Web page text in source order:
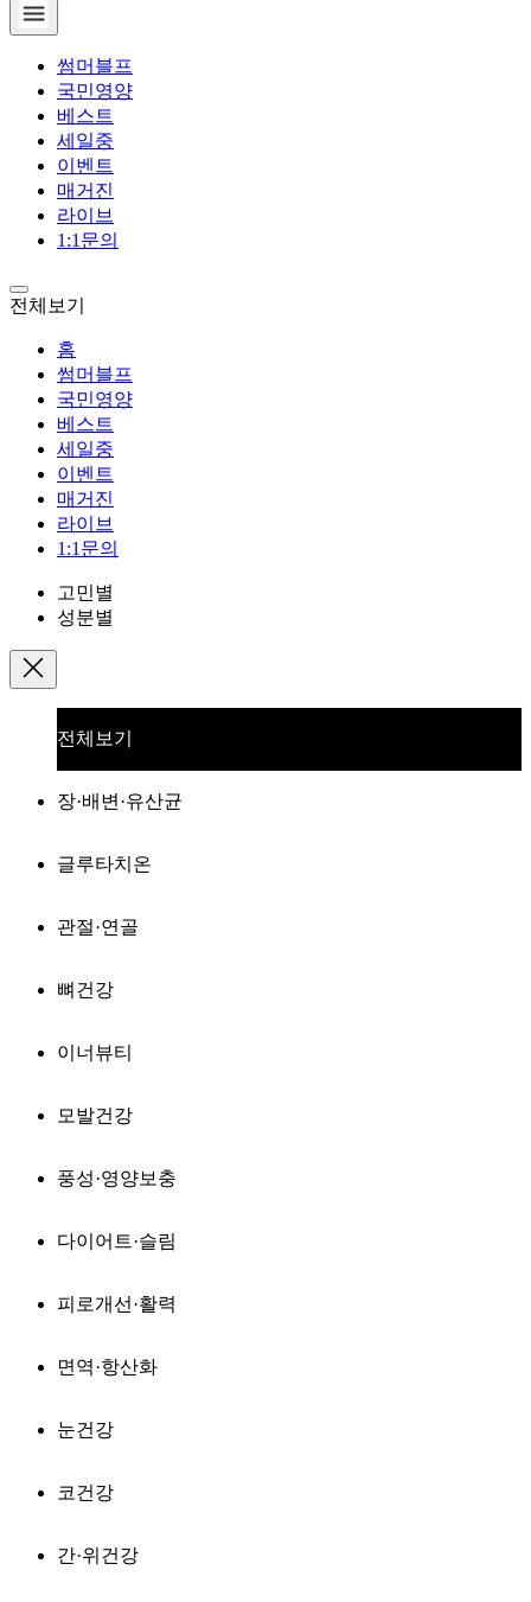
썸머블프
국민영양
베스트
세일중
이벤트
매거진
라이브
1:1문의
전체보기
홈
썸머블프
국민영양
베스트
세일중
이벤트
매거진
라이브
1:1문의
고민별
성분별
전체보기
장·배변·유산균
글루타치온
관절·연골
뼈건강
이너뷰티
모발건강
풍성·영양보충
다이어트·슬림
피로개선·활력
면역·항산화
눈건강
코건강
간·위건강